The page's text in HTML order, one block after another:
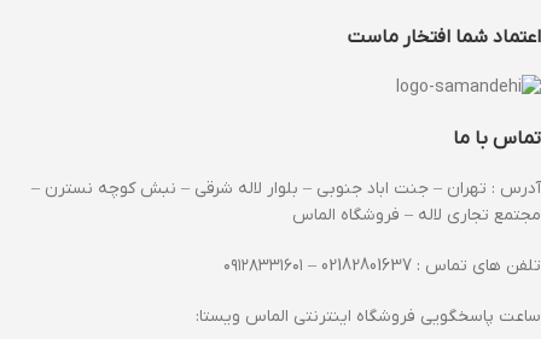
اعتماد شما افتخار ماست
تماس با ما
آدرس : تهران – جنت اباد جنوبی – بلوار لاله شرقی – نبش کوچه نسترن –
مجتمع تجاری لاله – فروشگاه الماس
تلفن های تماس : 02182801637 – ۰۹۱۲۸۳۳۱۶۰۱
ساعت پاسخگویی فروشگاه اینترنتی الماس ویستا: